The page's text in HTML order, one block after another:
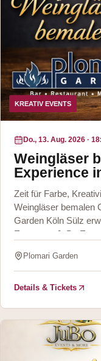
KREATIV EVENTS
Do., 13. Aug. 2026 ·
Weingläser
Experience
Zeit für Farbe,
Weingläser bemalen
Garden Köln Sülz
Event von JuBo
Plomari Garden
Details & Tickets